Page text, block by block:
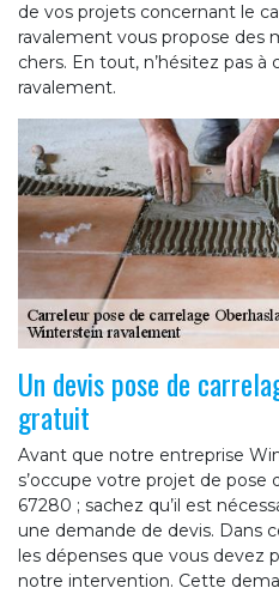
de vos projets concernant le
ravalement vous propose des
chers. En tout, n’hésitez pas
ravalement.
Un devis pose de
gratuit
Avant que notre entreprise
s’occupe votre projet de pose
67280 ; sachez qu’il est
une demande de devis. Dans
les dépenses que vous devez
notre intervention. Cette